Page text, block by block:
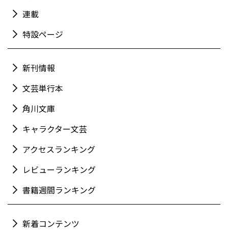
連載
特設ページ
新刊情報
文芸単行本
角川文庫
キャラクター文芸
アクセスランキング
レビューランキング
書籍週間ランキング
新着コンテンツ